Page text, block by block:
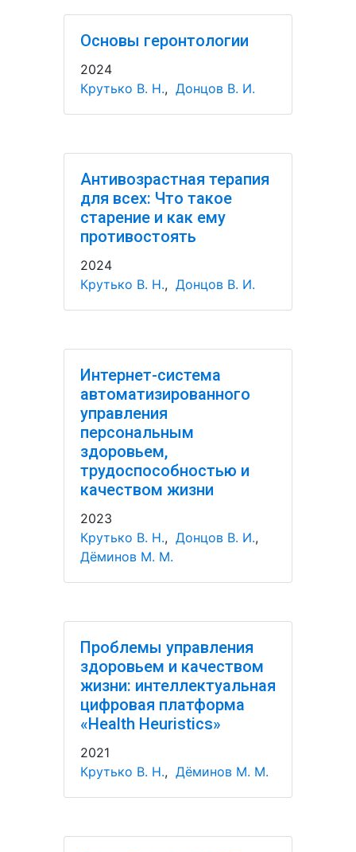
Основы геронтологии
2024
Крутько В. Н., Донцов В. И.
Антивозрастная терапия
для всех: Что такое
старение и как ему
противостоять
2024
Крутько В. Н., Донцов В. И.
Интернет-система
автоматизированного
управления
персональным
здоровьем,
трудоспособностью и
качеством жизни
2023
Крутько В. Н., Донцов В. И.,
Дёминов М. М.
Проблемы управления
здоровьем и качеством
жизни: интеллектуальная
цифровая платформа
«Health Heuristics»
2021
Крутько В. Н., Дёминов М. М.